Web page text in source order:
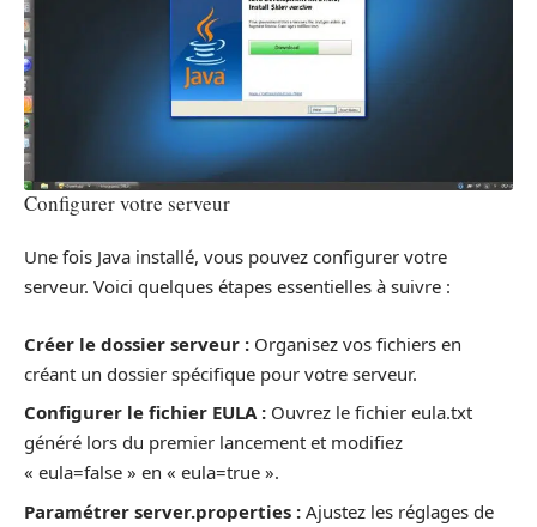
Configurer votre serveur
Une fois Java installé, vous pouvez configurer votre
serveur. Voici quelques étapes essentielles à suivre :
Créer le dossier serveur : Organisez vos fichiers en
créant un dossier spécifique pour votre serveur.
Configurer le fichier EULA : Ouvrez le fichier eula.txt
généré lors du premier lancement et modifiez
« eula=false » en « eula=true ».
Paramétrer server.properties : Ajustez les réglages de